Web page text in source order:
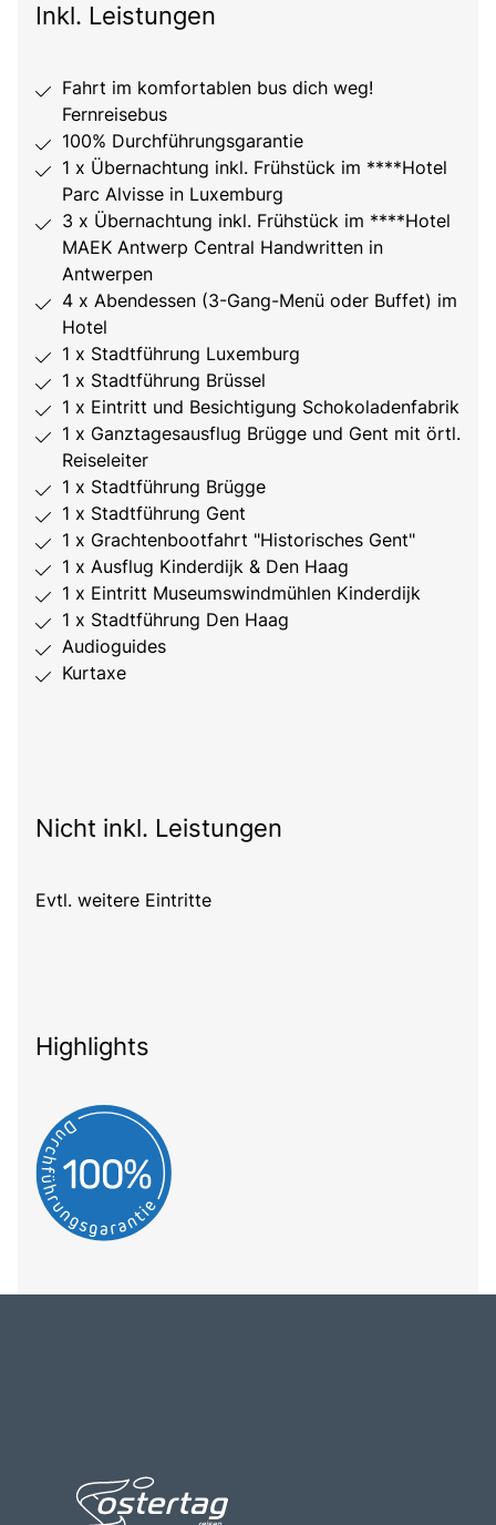
Inkl. Leistungen
Fahrt im komfortablen bus dich weg!
Fernreisebus
100% Durchführungsgarantie
1 x Übernachtung inkl. Frühstück im ****Hotel
Parc Alvisse in Luxemburg
3 x Übernachtung inkl. Frühstück im ****Hotel
MAEK Antwerp Central Handwritten in
Antwerpen
4 x Abendessen (3-Gang-Menü oder Buffet) im
Hotel
1 x Stadtführung Luxemburg
1 x Stadtführung Brüssel
1 x Eintritt und Besichtigung Schokoladenfabrik
1 x Ganztagesausflug Brügge und Gent mit örtl.
Reiseleiter
1 x Stadtführung Brügge
1 x Stadtführung Gent
1 x Grachtenbootfahrt "Historisches Gent"
1 x Ausflug Kinderdijk & Den Haag
1 x Eintritt Museumswindmühlen Kinderdijk
1 x Stadtführung Den Haag
Audioguides
Kurtaxe
Nicht inkl. Leistungen
Evtl. weitere Eintritte
Highlights